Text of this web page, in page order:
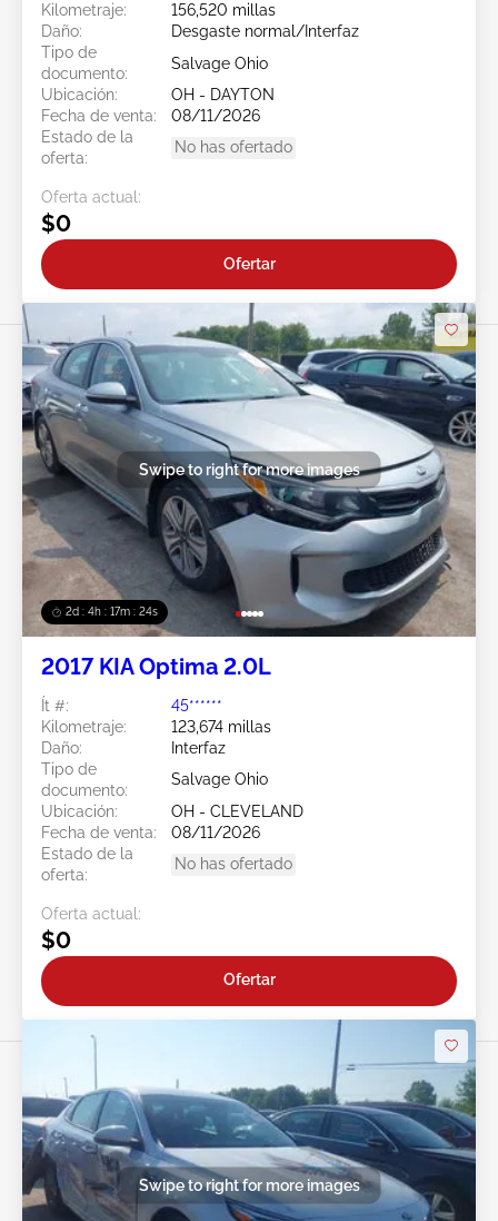
Kilometraje:
156,520 millas
Daño:
Desgaste normal/Interfaz
Tipo de
documento:
Salvage Ohio
Ubicación:
OH - DAYTON
Fecha de venta:
08/11/2026
Estado de la
oferta:
No has ofertado
Oferta actual:
$0
Ofertar
2d : 4h : 17m : 21s
Swipe to right for more images
2017 KIA Optima 2.0L
Ít #:
45******
Kilometraje:
123,674 millas
Daño:
Interfaz
Tipo de
documento:
Salvage Ohio
Ubicación:
OH - CLEVELAND
Fecha de venta:
08/11/2026
Estado de la
oferta:
No has ofertado
Oferta actual:
$0
Ofertar
Swipe to right for more images